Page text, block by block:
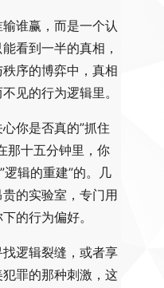
谁赢，而是一个认
看到一半的真相，
序的博弈中，真相
见的行为逻辑里。
你是否真的”抓住
那十五分钟里，你
逻辑的重建”的。几
的实验室，专门用
的行为偏好。
逻辑裂缝，或者享
罪的那种刺激，这